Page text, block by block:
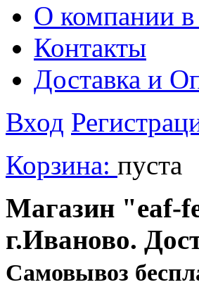
О компании
Контакты
Доставка и
Вход
Корзина: пуста
Магазин "eaf-
г.Иваново.
Cамовывоз